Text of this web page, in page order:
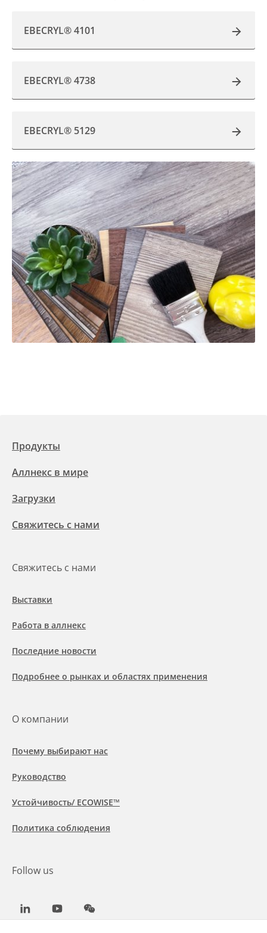
EBECRYL® 4101
EBECRYL® 4738
EBECRYL® 5129
Продукты
Аллнекс в мире
Загрузки
Свяжитесь с нами
Свяжитесь с нами
Выставки
Работа в аллнекс
Последние новости
Подробнее о рынках и областях применения
О компании
Почему выбирают нас
Руководство
Устойчивость/ ECOWISE™
Политика соблюдения
Follow us
LinkedInYoutubeWeChat